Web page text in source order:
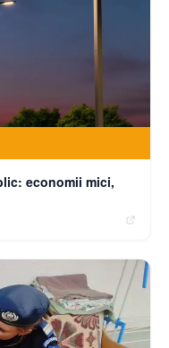
economii mici,